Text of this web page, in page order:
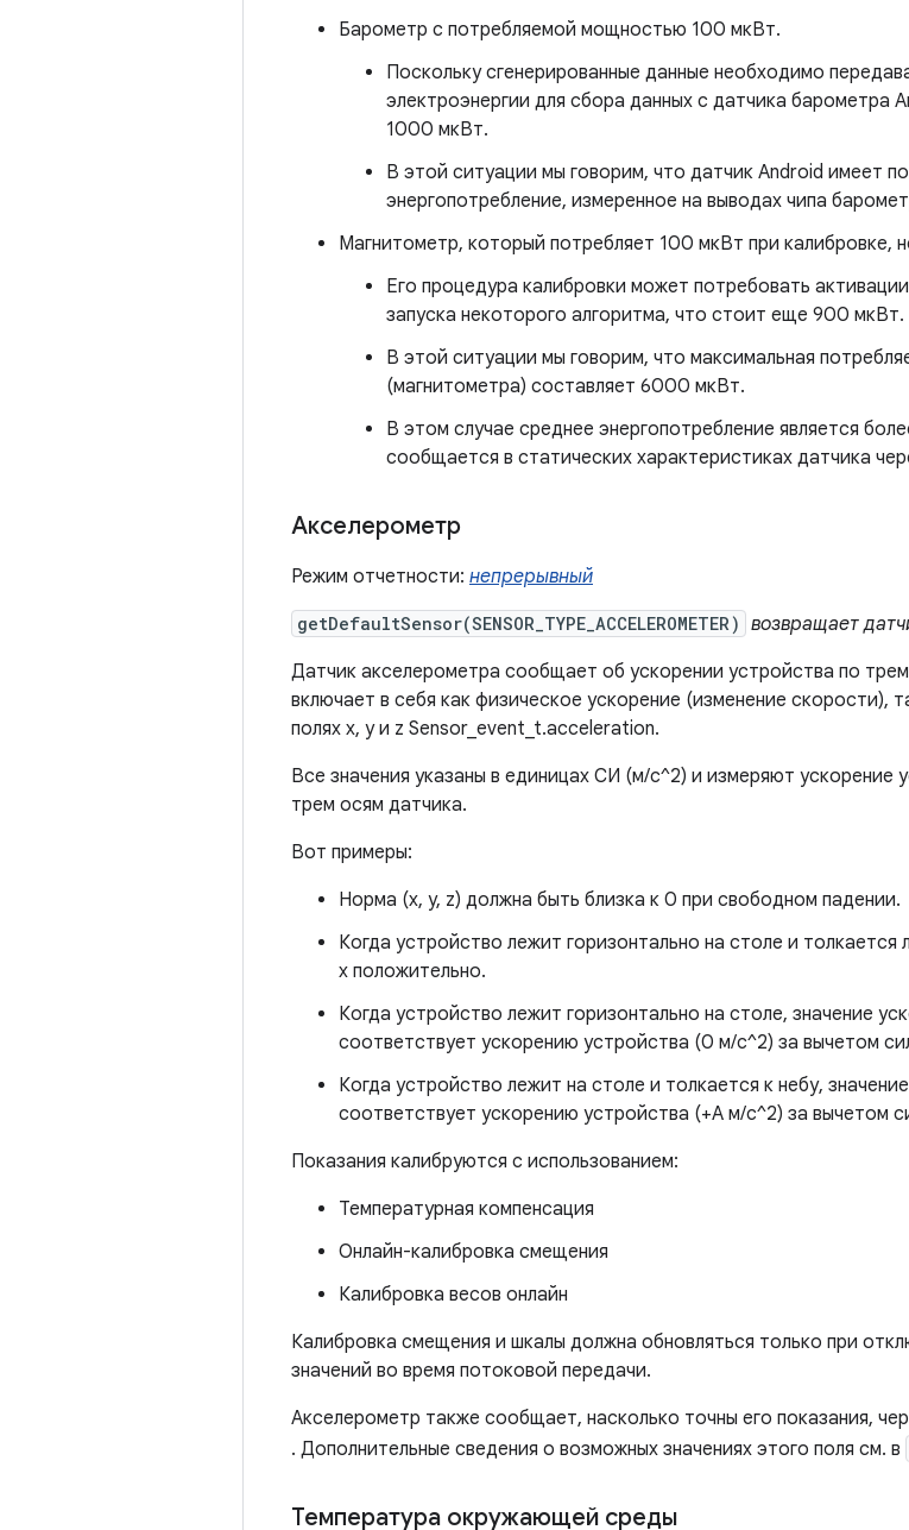
Барометр с потребляемой мощностью 100 мкВт.
Поскольку сгенерированные данные необходимо
электроэнергии для сбора данных с датчика барометра
1000 мкВт.
В этой ситуации мы говорим, что датчик Android имеет
энергопотребление, измеренное на выводах чипа
Магнитометр, который потребляет 100 мкВт при калибровке,
Его процедура калибровки может потребовать
запуска некоторого алгоритма, что стоит еще 900 мкВт.
В этой ситуации мы говорим, что максимальная
(магнитометра) составляет 6000 мкВт.
В этом случае среднее энергопотребление является
сообщается в статических характеристиках датчика
Акселерометр
Режим отчетности: непрерывный
getDefaultSensor(SENSOR_TYPE_ACCELEROMETER) возвращает
Датчик акселерометра сообщает об ускорении устройства по
включает в себя как физическое ускорение (изменение скорости),
полях x, y и z Sensor_event_t.acceleration.
Все значения указаны в единицах СИ (м/с^2) и измеряют ускорение
трем осям датчика.
Вот примеры:
Норма (x, y, z) должна быть близка к 0 при свободном падении.
Когда устройство лежит горизонтально на столе и толкается
x положительно.
Когда устройство лежит горизонтально на столе, значение
соответствует ускорению устройства (0 м/с^2) за вычетом
Когда устройство лежит на столе и толкается к небу,
соответствует ускорению устройства (+A м/с^2) за вычетом
Показания калибруются с использованием:
Температурная компенсация
Онлайн-калибровка смещения
Калибровка весов онлайн
Калибровка смещения и шкалы должна обновляться только при
значений во время потоковой передачи.
Акселерометр также сообщает, насколько точны его показания,
. Дополнительные сведения о возможных значениях этого поля см. в
Температура окружающей среды